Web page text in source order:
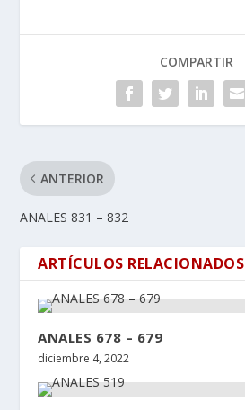
COMPARTIR
ANTERIOR
ANALES 831 – 832
ARTÍCULOS RELACIONADOS
ANALES 678 – 679
diciembre 4, 2022